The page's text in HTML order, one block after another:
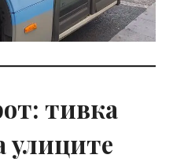
тивка
улиците